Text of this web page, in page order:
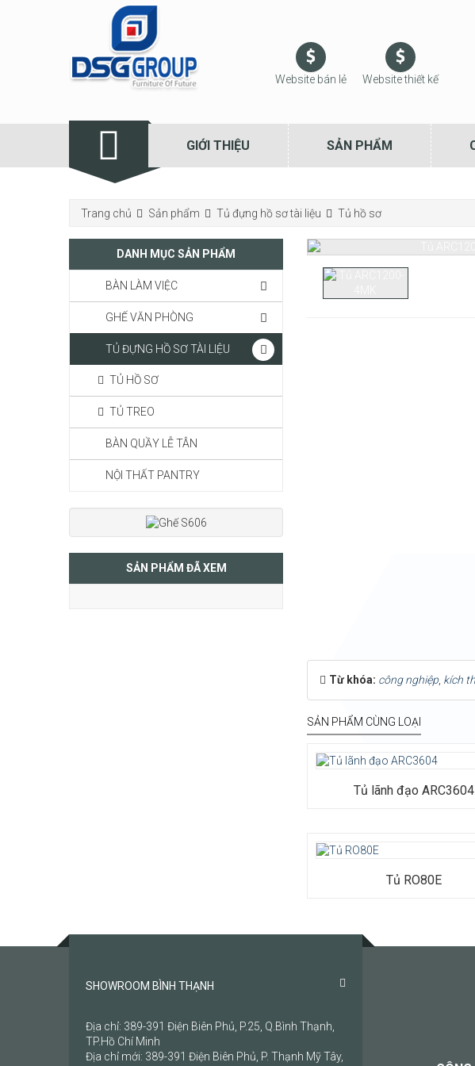
Website bán lẻ Website thiết kế
GIỚI THIỆU SẢN PHẨM
Trang chủ Sản phẩm Tủ đựng hồ sơ tài liệu Tủ hồ sơ
Từ khóa: công nghiệp kích
SẢN PHẨM CÙNG LOẠI
Tủ lãnh đạo ARC3604
Tủ RO80E
DANH MỤC SẢN PHẨM
BÀN LÀM VIỆC
GHẾ VĂN PHÒNG
TỦ ĐỰNG HỒ SƠ TÀI LIỆU
TỦ HỒ SƠ
TỦ TREO
BÀN QUẦY LỄ TÂN
NỘI THẤT PANTRY
SẢN PHẨM ĐÃ XEM
SHOWROOM BÌNH THẠNH
Địa chỉ: 389-391 Điện Biên Phủ, P.25, Q.Bình Thạnh,
TP.Hồ Chí Minh
Địa chỉ mới: 389-391 Điện Biên Phủ, P. Thạnh Mỹ Tây,